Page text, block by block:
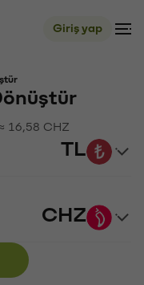
Giriş yap
16,58 CHZ
TL
CHZ